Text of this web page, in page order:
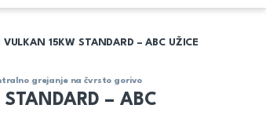
VULKAN 15KW STANDARD – ABC UŽICE
grejanje na čvrsto gorivo
– ABC